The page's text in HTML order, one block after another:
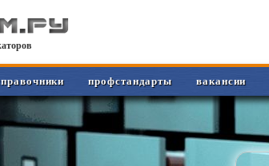
профстандарты вакансии